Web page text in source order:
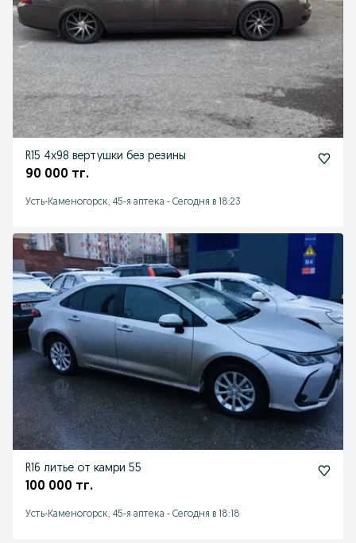
R15 4х98 вертушки без резины
90 000 тг.
Усть-Каменогорск, 45-я аптека - Сегодня в 18:23
R16 литье от камри 55
100 000 тг.
Усть-Каменогорск, 45-я аптека - Сегодня в 18:18